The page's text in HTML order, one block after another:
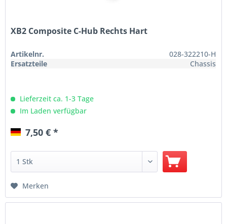
XB2 Composite C-Hub Rechts Hart
Artikelnr.
028-322210-H
Ersatzteile
Chassis
Lieferzeit ca. 1-3 Tage
Im Laden verfügbar
7,50 € *
Merken